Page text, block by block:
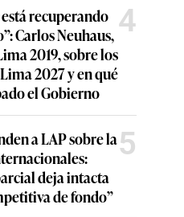
recuperando
Carlos Neuhaus,
2019, sobre los
2027 y en qué
el Gobierno
4
a LAP sobre la
deja intacta
de fondo”
5